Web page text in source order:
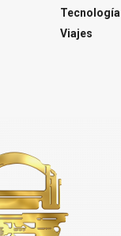
Tecnología
Viajes